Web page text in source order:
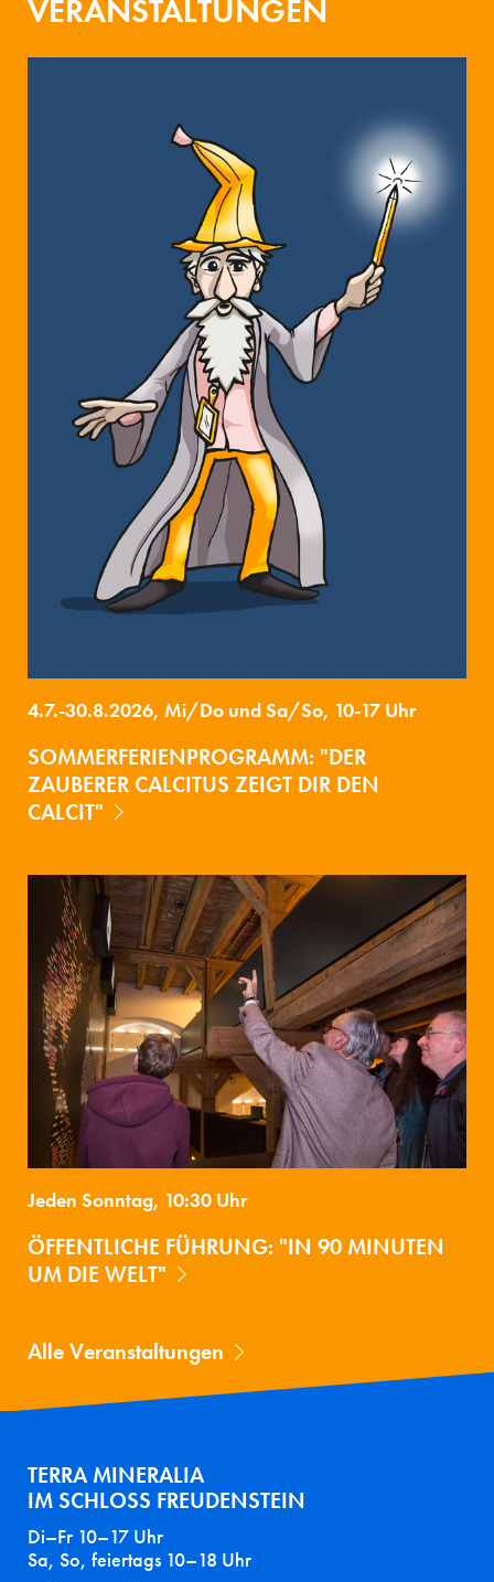
VERANSTALTUNGEN
4.7.-30.8.2026, Mi/Do und Sa/So, 10-17 Uhr
SOMMERFERIENPROGRAMM: "DER
ZAUBERER CALCITUS ZEIGT DIR DEN
CALCIT"
Jeden Sonntag, 10:30 Uhr
ÖFFENTLICHE FÜHRUNG: "IN 90 MINUTEN
UM DIE WELT"
Alle Veranstaltungen
TERRA MINERALIA
IM SCHLOSS FREUDENSTEIN
Di–Fr 10–17 Uhr
Sa, So, feiertags 10–18 Uhr